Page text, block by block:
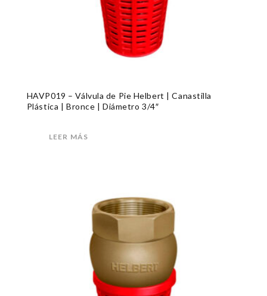
HAVP019 – Válvula de Pie Helbert | Canastilla
Plástica | Bronce | Diámetro 3/4″
LEER MÁS